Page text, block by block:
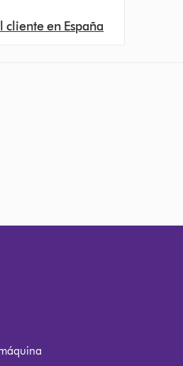
cliente en España